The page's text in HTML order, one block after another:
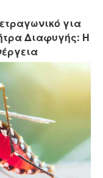
για
Διαφυγής: Η